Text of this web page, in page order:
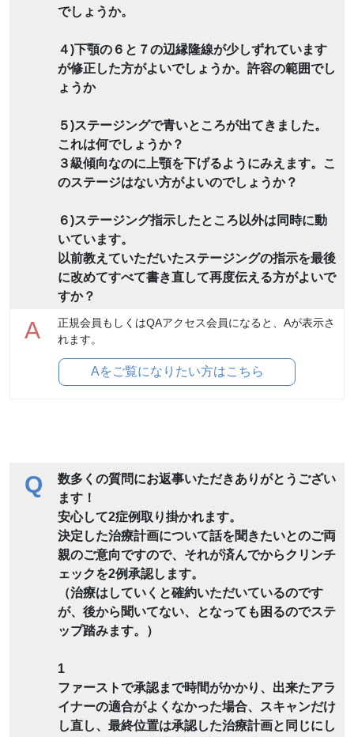
でしょうか。
４)下顎の６と７の辺縁隆線が少しずれています
が修正した方がよいでしょうか。許容の範囲でし
ょうか
５)ステージングで青いところが出てきました。
これは何でしょうか？
３級傾向なのに上顎を下げるようにみえます。こ
のステージはない方がよいのでしょうか？
６)ステージング指示したところ以外は同時に動
いています。
以前教えていただいたステージングの指示を最後
に改めてすべて書き直して再度伝える方がよいで
すか？
A
正規会員もしくはQAアクセス会員になると、Aが表示さ
れます。
Aをご覧になりたい方はこちら
Q
数多くの質問にお返事いただきありがとうござい
ます！
安心して2症例取り掛かれます。
決定した治療計画について話を聞きたいとのご両
親のご意向ですので、それが済んでからクリンチ
ェックを2例承認します。
（治療はしていくと確約いただいているのです
が、後から聞いてない、となっても困るのでステ
ップ踏みます。）
1
ファーストで承認まで時間がかかり、出来たアラ
イナーの適合がよくなかった場合、スキャンだけ
し直し、最終位置は承認した治療計画と同じにし